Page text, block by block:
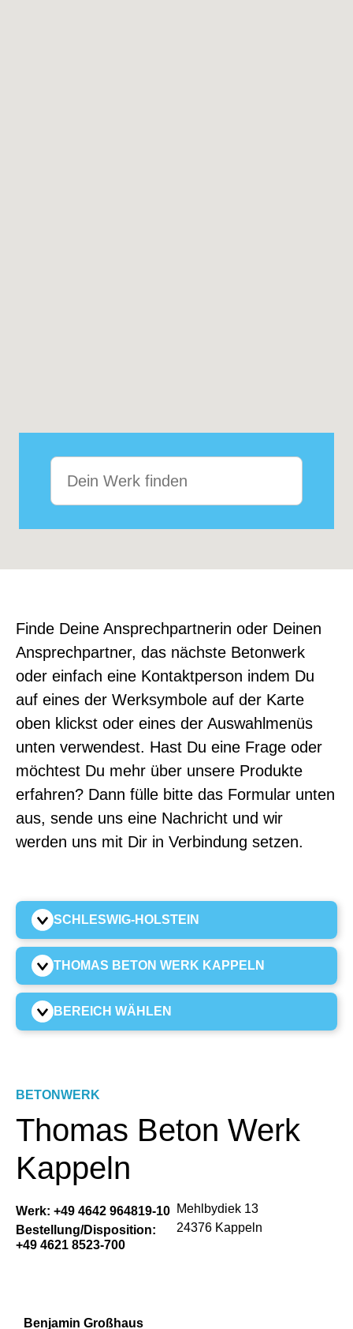
Finde Deine Ansprechpartnerin oder Deinen
Ansprechpartner, das nächste Betonwerk
oder einfach eine Kontaktperson indem Du
auf eines der Werksymbole auf der Karte
oben klickst oder eines der Auswahlmenüs
unten verwendest. Hast Du eine Frage oder
möchtest Du mehr über unsere Produkte
erfahren? Dann fülle bitte das Formular unten
aus, sende uns eine Nachricht und wir
werden uns mit Dir in Verbindung setzen.
SCHLESWIG-HOLSTEIN
THOMAS BETON WERK KAPPELN
BEREICH WÄHLEN
BETONWERK
Thomas Beton Werk
Kappeln
Werk: +49 4642 964819-10
Bestellung/Disposition:
+49 4621 8523-700
Mehlbydiek 13
24376 Kappeln
Benjamin Großhaus